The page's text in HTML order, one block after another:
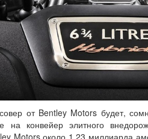
от Bentley Motors будет,
на конвейер элитного
Motors около 1,23 миллиарда